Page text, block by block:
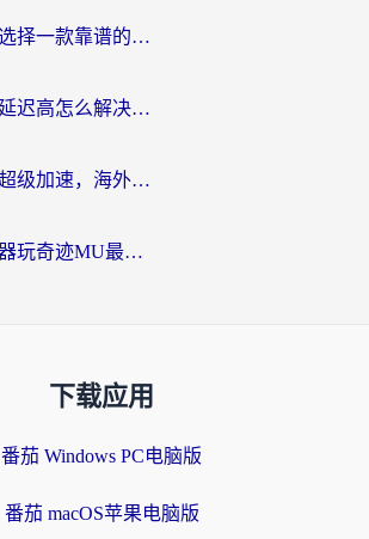
人在海外，如何选择一款靠谱的玩剑灵2加速器？
国外玩灌篮高手延迟高怎么解决？海外玩家国服游戏加速终极指南
非人学园加速器超级加速，海外玩家重返国服的通行证
国外用什么加速器玩奇迹MU最好？2026海外玩家国服游戏加速全攻略
下载应用
番茄 Windows PC电脑版
番茄 macOS苹果电脑版